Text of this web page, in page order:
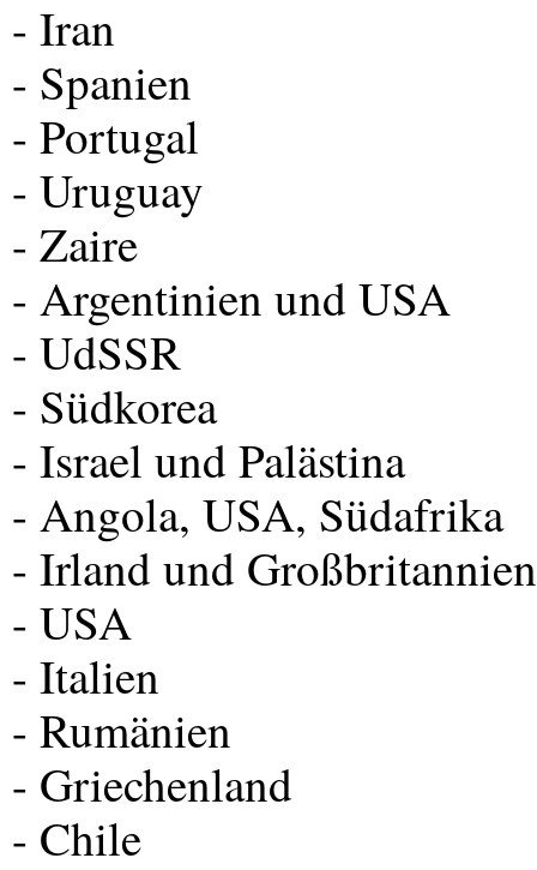
- Iran
- Spanien
- Portugal
- Uruguay
- Zaire
- Argentinien undUSA
- UdSSR
- Südkorea
- Israel und Palästina
- Angola, USA, Südafrika
- Irland und Großbritannien
- USA
- Italien
- Rumänien
- Griechenland
- Chile